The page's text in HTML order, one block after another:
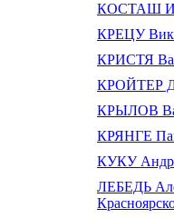
КОСТАШ
КРЕЦУ
КРИСТЯ
КРОЙТЕР
КРЫЛОВ
КРЯНГЕ
КУКУ
ЛЕБЕДЬ